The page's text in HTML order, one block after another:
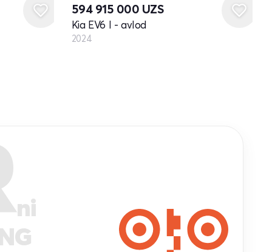
594 915 000 UZS
Kia EV6 I - avlod
2024
ni